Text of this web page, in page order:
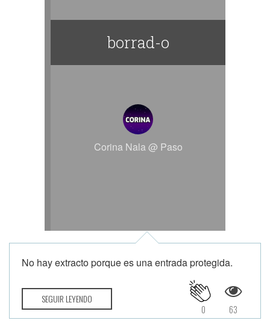
borrad-o
Corina Nala @ Paso
No hay extracto porque es una entrada protegida.
SEGUIR LEYENDO
63
0